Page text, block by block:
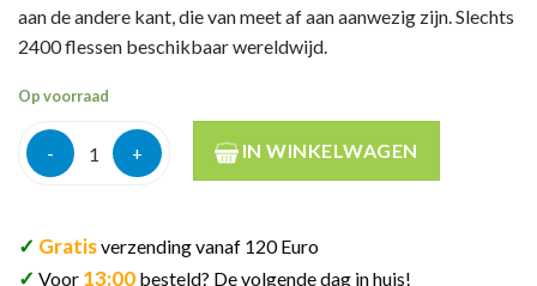
aan de andere kant, die van meet af aan aanwezig zijn. Slechts
2400 flessen beschikbaar wereldwijd.
Op voorraad
Savanna la reunion by vast 8y 52% 70cl aantal
IN WINKELWAGEN
✓ Gratisverzending vanaf 120 Euro
✓ Voor 13:00 besteld? De volgende dag in huis!